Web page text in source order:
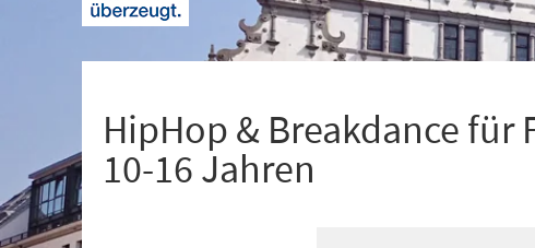
HipHop & Breakdance
10-16 Jahren